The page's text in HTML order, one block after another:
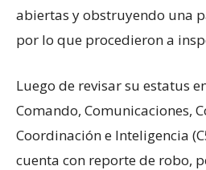
abiertas y obstruyendo una
por lo que procedieron a
Luego de revisar su estatus
Comando, Comunicaciones,
Coordinación e Inteligencia
cuenta con reporte de robo,